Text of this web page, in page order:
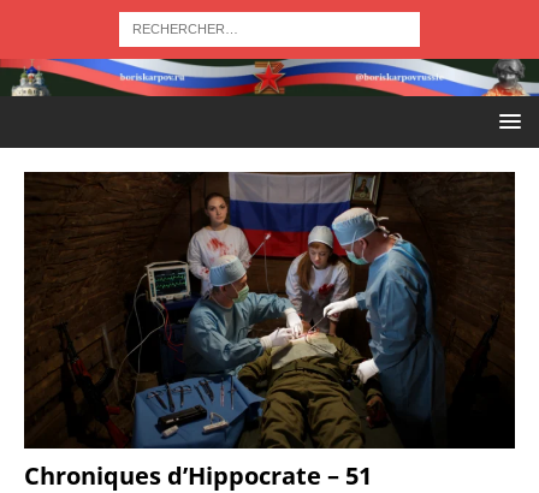
Chroniques d’Hippocrate – 51